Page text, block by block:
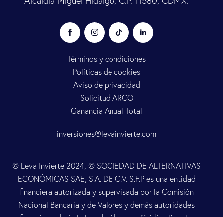
Términos y condiciones
Políticas de cookies
Aviso de privacidad
Solicitud ARCO
Ganancia Anual Total
inversiones@levainvierte.com
© Leva Invierte 2024, © SOCIEDAD DE ALTERNATIVAS
ECONÓMICAS SAE, S.A. DE C.V. S.F.P es una entidad
financiera autorizada y supervisada por la Comisión
Nacional Bancaria y de Valores y demás autoridades